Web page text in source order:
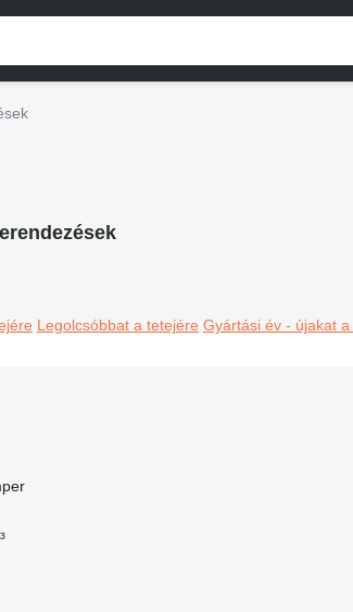
Legolcsóbbat a tetejére Gyártási év - újakat